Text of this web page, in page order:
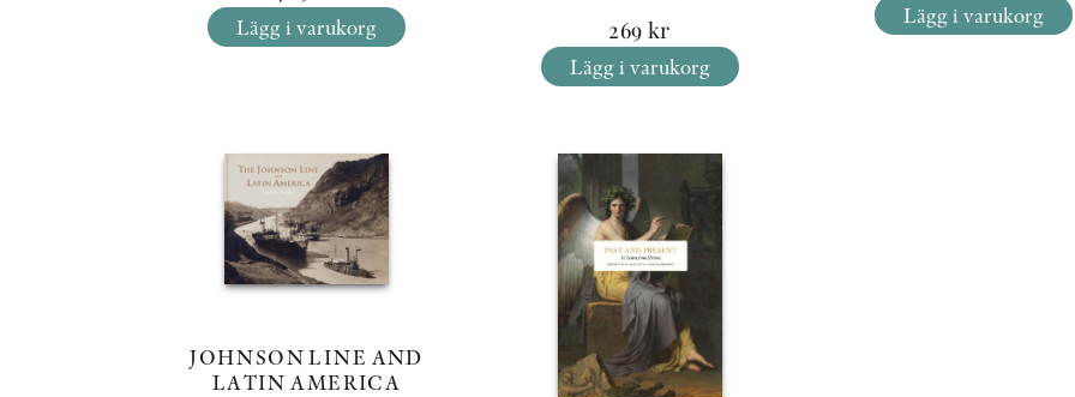
Lägg i varukorg 269 kr
Lägg i varukorg
Lägg i varukorg
JOHNSON LINE AND
LATIN AMERICA